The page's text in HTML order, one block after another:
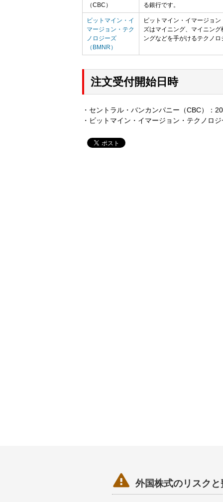
（CBC）
る銀行です。
ビットマイン・イ
マージョン・テク
ノロジーズ
（BMNR）
ビットマイン・イマージョ
ズはマイニング、マイニン
ングなどを手がけるテクノ
注文受付開始日時
・セントラル・バンカンパニー（CBC）：
・ビットマイン・イマージョン・テクノロ
 外国株式のリスク